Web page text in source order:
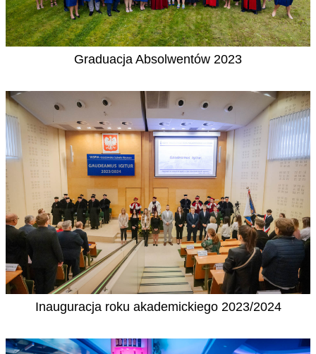
Graduacja Absolwentów 2023
Inauguracja roku akademickiego 2023/2024